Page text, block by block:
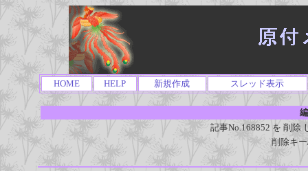
HOME HELP 新規作成 スレッド表示
記事No.168852 を 削除
削除キ